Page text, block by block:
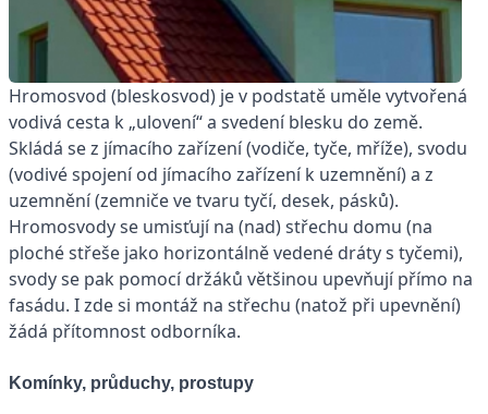
Hromosvod (bleskosvod) je v podstatě uměle vytvořená
vodivá cesta k „ulovení“ a svedení blesku do země.
Skládá se z jímacího zařízení (vodiče, tyče, mříže), svodu
(vodivé spojení od jímacího zařízení k uzemnění) a z
uzemnění (zemniče ve tvaru tyčí, desek, pásků).
Hromosvody se umisťují na (nad) střechu domu (na
ploché střeše jako horizontálně vedené dráty s tyčemi),
svody se pak pomocí držáků většinou upevňují přímo na
fasádu. I zde si montáž na střechu (natož při upevnění)
žádá přítomnost odborníka.
Komínky, průduchy, prostupy